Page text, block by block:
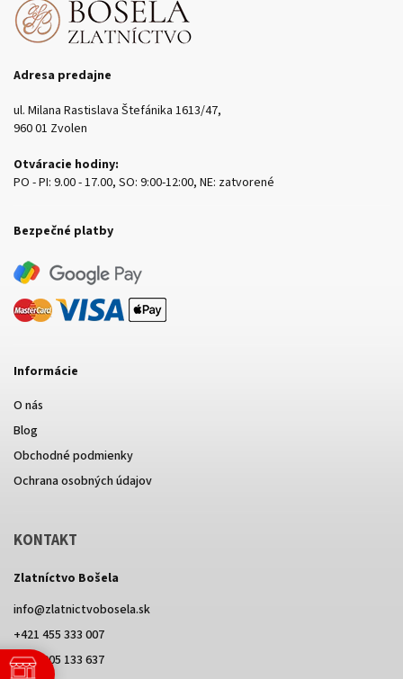
Adresa predajne
ul. Milana Rastislava Štefánika 1613/47,
960 01 Zvolen
Otváracie hodiny:
PO - PI: 9.00 - 17.00, SO: 9:00-12:00, NE: zatvorené
Bezpečné platby
Informácie
O nás
Blog
Obchodné podmienky
Ochrana osobných údajov
KONTAKT
Zlatníctvo Bošela
info@zlatnictvobosela.sk
+421 455 333 007
+421 905 133 637